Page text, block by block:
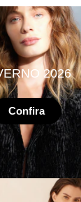
2026
Confira